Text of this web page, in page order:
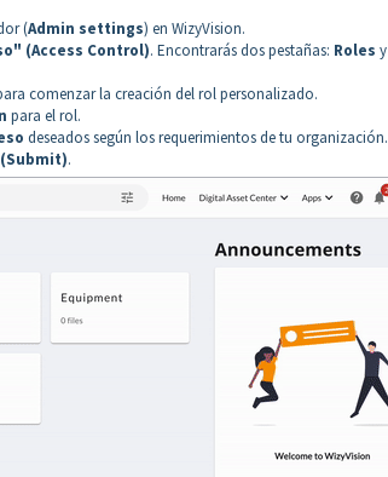
(Admin settings) en WizyVision.
(Access Control). Encontrarás dos pestañas: Roles y
comenzar la creación del rol personalizado.
para el rol.
deseados según los requerimientos de tu organización.
.